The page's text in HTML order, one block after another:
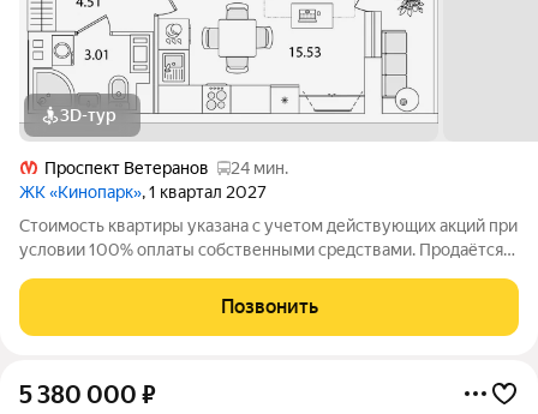
3D-тур
Проспект Ветеранов
24 мин.
ЖК «Кинопарк», 1 квартал 2027
Стоимость квартиры указана с учетом действующих акций при
условии 100% оплаты собственными средствами. Продаётся
«РСТИ» (Росстройинвест). Квартира находится в 9 этажном
доме, в Очередь 1, Корпус 1
Позвонить
5 380 000 ₽